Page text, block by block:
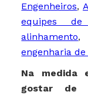
Engenheiros,
equipes de
alinhamento,
engenharia
Na medida
gostar de